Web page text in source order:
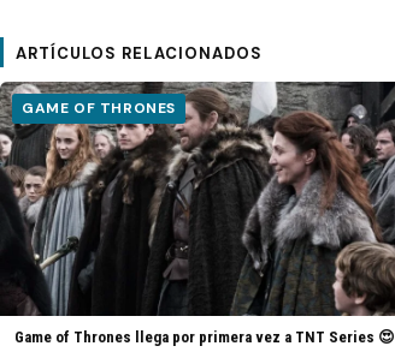
ARTÍCULOS RELACIONADOS
GAME OF THRONES
Game of Thrones llega por primera vez a TNT Series 😍